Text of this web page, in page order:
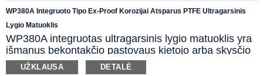
WP380A Integruoto Tipo Ex-Proof Korozijai Atsparus PTFE Ultragarsinis
Lygio Matuoklis
WP380A integruotas ultragarsinis lygio matuoklis yra
išmanus bekontakčio pastovaus kietojo arba skysčio
lygio matavimo prietaisas. Jis idealiai tinka
sudėtingoms koroziją sukeliančioms, dangų ar atliekų
UŽKLAUSA DETALĖ